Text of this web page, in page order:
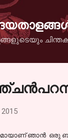
ഞാന്‍ ഒരു